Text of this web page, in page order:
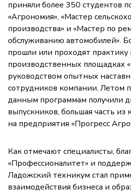
приняли более 350 студентов
«Агрономия», «Мастер
производства» и «Мастер по
обслуживанию автомобилей».
прошли или проходят практику
производственных площадках
руководством опытных
сотрудников компании. Летом
данным программам получили
выпускников, большая часть из
на предприятия «Прогресс
Как отмечают специалисты,
«Профессионалитет» и
Ладожский техникум стал
взаимодействия бизнеса и